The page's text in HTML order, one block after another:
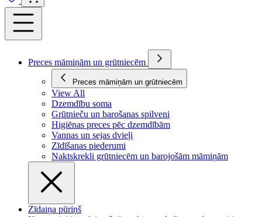
Preces māmiņām un grūtniecēm
Preces māmiņām un grūtniecēm
View All
Dzemdību soma
Grūtnieču un barošanas spilveni
Higiēnas preces pēc dzemdībām
Vannas un sejas dvieļi
Zīdīšanas piederumi
Naktskrekli grūtniecēm un barojošām māmiņām
Zīdaiņa pūriņš